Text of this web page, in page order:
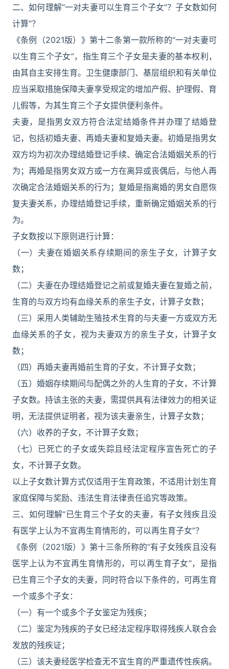
二、如何理解“一对夫妻可以生育三个子女”？子女数如何
计算”？
《条例（2021版）》第十二条第一款所称的“一对夫妻可
以生育三个子女”，指生育三个子女是夫妻的基本权利，
由其自主安排生育。卫生健康部门、基层组织和有关单位
应当采取措施保障夫妻享受规定的增加产假、护理假、育
儿假等，为其生育三个子女提供便利条件。
夫妻，是指男女双方符合法定结婚条件并办理了结婚登
记，包括初婚夫妻、再婚夫妻和复婚夫妻。初婚是指男女
双方均为初次办理结婚登记手续、确定合法婚姻关系的行
为；再婚是指男女双方或一方在离异或丧偶后，与他人再
次确定合法婚姻关系的行为；复婚是指离婚的男女自愿恢
复夫妻关系，办理结婚登记手续，重新确定婚姻关系的行
为。
子女数按以下原则进行计算：
（一）夫妻在婚姻关系存续期间的亲生子女，计算子女
数；
（二）夫妻在办理结婚登记之前或复婚夫妻在复婚之前，
生育的与双方均有血缘关系的亲生子女，计算子女数；
（三）采用人类辅助生殖技术生育的与夫妻一方或双方无
血缘关系的子女，视为夫妻双方的亲生子女，计算子女
数；
（四）再婚夫妻再婚前生育的子女，不计算子女数；
（五）婚姻存续期间与配偶之外的人生育的子女，不计算
子女数。持该主张的夫妻，需提供具有法律效力的相关证
明，无法提供证明者，视为该夫妻亲生，计算子女数；
（六）收养的子女，不计算子女数；
（七）已死亡的子女或失踪且经法定程序宣告死亡的子
女，不计算子女数。
以上子女数计算方式仅适用于生育政策，不适用计划生育
家庭保障与奖励、违法生育法律责任追究等政策。
三、如何理解“已生育三个子女的夫妻，有子女残疾且没
有医学上认为不宜再生育情形的，可以再生育子女”？
《条例（2021版）》第十三条所称的“有子女残疾且没有
医学上认为不宜再生育情形的，可以再生育子女”，是指
已生育三个子女的夫妻，同时符合以下条件的，可再生育
一个或多个子女：
（一）有一个或多个子女鉴定为残疾；
（二）鉴定为残疾的子女已经法定程序取得残疾人联合会
发放的残疾证；
（三）该夫妻经医学检查无不宜生育的严重遗传性疾病。